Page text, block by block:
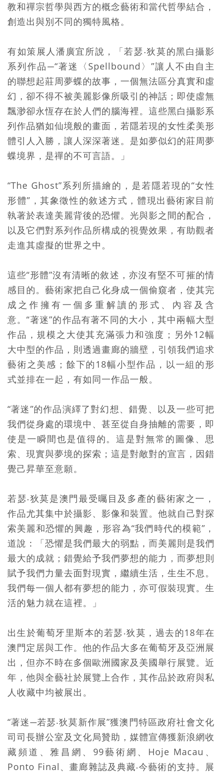
教和禪宗哲學與西方的概念藝術和當代哲學結合，
創造出與別不同的獨特風格。
有如策展人潘廣宜所說，「若瑟‧狄莫的黑白攝影
系列作品─“著迷〈Spellbound〉”讓人不由自主
的聯想起莊周夢蝶的故事，一個無法區分真實和虛
幻，卻不得不被美麗影像所吸引的神話；即使虛無
飄渺卻永恆存在於人們的腦海裡。這些黑白攝影系
列作品猶如仙境般的畫面，若隱若現的女性柔美形
體引人入勝，讓人深深著迷。是如夢似幻的莊周夢
蝶境界，是禪的不可言語。」
“The Ghost”系列所描繪的，是若隱若現的“女性
形體”，其象徵性的敘述方式，體現出藝術家目前
執著於表達美麗背後的恐懼。光與影之間的配合，
以及它們對系列作品所構成的視覺效果，有助觀者
走進其虛擬的世界之中。
這些“形體”沒有清晰的敘述，亦沒有堅不可摧的情
感目的。藝術家把自己化身成一個偷窺者，使其完
成之作擁有一個多重解讀的形式、內容及含
意。“著迷”的作品有著不同的大小，其中兩幅大型
作品，規模之大使其充滿張力和強度；另外12幅
大中型的作品，則透過畫廊的牆壁，引領我們追求
藝術之美感；餘下的18幅小型作品，以一組的形
式並排在一起，有如同一作品一般。
“著迷”的作品演繹了對幻想、錯覺、以及一些可把
我們從身處的環境中、甚至從自身抽離的需要，即
使是一瞬間也是值得的。這是對無常的圖像、思
索、現實與夢境的探索；這是對敵對的宣言，因錯
覺己昇華至意願。
若瑟‧狄莫是澳門最受曯目及多產的藝術家之一，
作品尤其集中於攝影、影像和裝置。他就自己對探
索美麗和恐懼的興趣，形容為“我們時代的模範”，
道說：「恐懼是我們最大的弱點，而美麗則是我們
最大的成就；錯覺給予我們夢想的能力，而夢想則
賦予我們力量去面對現實，繼續生活，生生不息。
我們每一個人都有夢想的能力，亦可假裝現實。生
活的魅力就在這裡。」
出生於葡萄牙里斯本的若瑟‧狄莫，過去的18年在
澳門定居與工作。他的作品大多在葡萄牙及亞洲展
出，但亦不時在多個歐洲國家及美國舉行展覽。近
年，他與全藝社於展覽上合作，其作品於政府與私
人收藏中均被展出。
“著迷─若瑟‧狄莫新作展”獲澳門特區政府社會文化
司司長辦公室及文化局贊助，媒體宣傳獲新浪網收
藏頻道、雅昌網、99藝術網、Hoje Macau、
Ponto Final、畫廊雜誌及典藏‧今藝術的支持。展